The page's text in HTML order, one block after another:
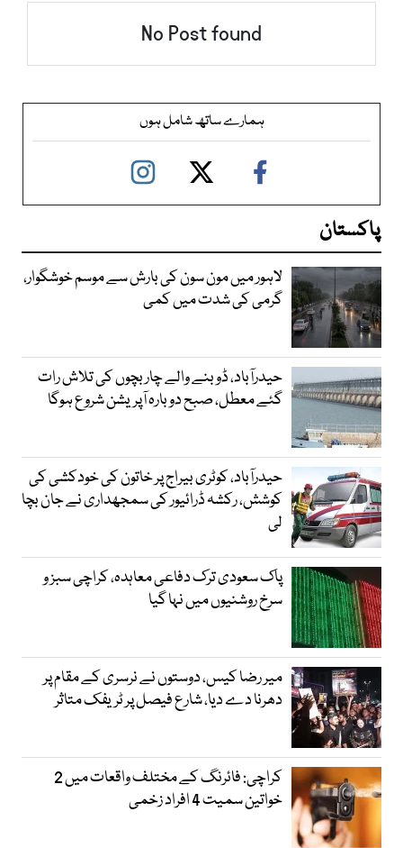
No Post found
ہمارے ساتھ شامل ہوں
پاکستان
لاہور میں مون سون کی بارش سے موسم خوشگوار،
گرمی کی شدت میں کمی
حیدرآباد، ڈوبنے والے چار بچوں کی تلاش رات
گئے معطل، صبح دوبارہ آپریشن شروع ہوگا
حیدرآباد، کوٹری بیراج پر خاتون کی خودکشی کی
کوشش، رکشہ ڈرائیور کی سمجھداری نے جان بچا
لی
پاک سعودی ترک دفاعی معاہدہ، کراچی سبز و
سرخ روشنیوں میں نہا گیا
میر رضا کیس، دوستوں نے نرسری کے مقام پر
دھرنا دے دیا، شارع فیصل پر ٹریفک متاثر
کراچی: فائرنگ کے مختلف واقعات میں 2
خواتین سمیت 4 افراد زخمی